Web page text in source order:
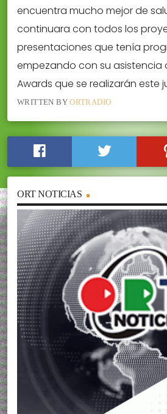
encuentra mucho mejor de
continuara con todos los
presentaciones que tenía
empezando con su asistencia
Awards que se realizarán este
WRITTEN BYORTRADIO
ORT NOTICIAS